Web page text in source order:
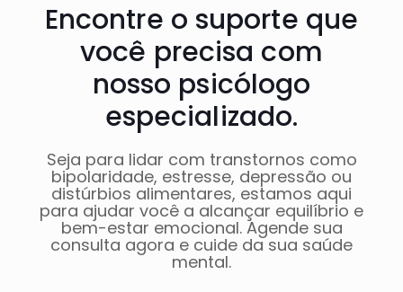
Encontre o suporte que
você precisa com
nosso psicólogo
especializado.
Seja para lidar com transtornos como
bipolaridade, estresse, depressão ou
distúrbios alimentares, estamos aqui
para ajudar você a alcançar equilíbrio e
bem-estar emocional. Agende sua
consulta agora e cuide da sua saúde
mental.